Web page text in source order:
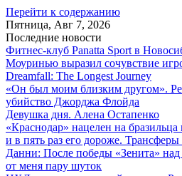
Перейти к содержанию
Пятница, Авг 7, 2026
Последние новости
Фитнес-клуб Panatta Sport в
Моуринью выразил сочувствие
Dreamfall: The Longest Journey
«Он был моим близким другом».
убийство Джорджа Флойда
Девушка дня. Алена Остапенко
«Краснодар» нацелен на
и в пять раз его дороже.
Данни: После победы «Зенита»
от меня пару шуток